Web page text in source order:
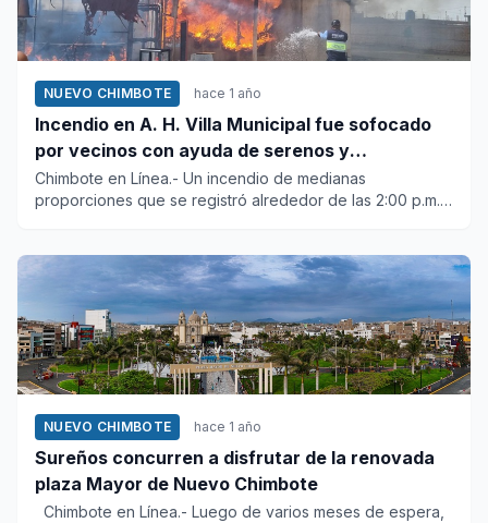
NUEVO CHIMBOTE hace 1 año
Incendio en A. H. Villa Municipal fue sofocado
por vecinos con ayuda de serenos y
“aguateros”
Chimbote en Línea.- Un incendio de medianas
proporciones que se registró alrededor de las 2:00 p.m.
NUEVO CHIMBOTE hace 1 año
Sureños concurren a disfrutar de la renovada
plaza Mayor de Nuevo Chimbote
Chimbote en Línea.- Luego de varios meses de espera,